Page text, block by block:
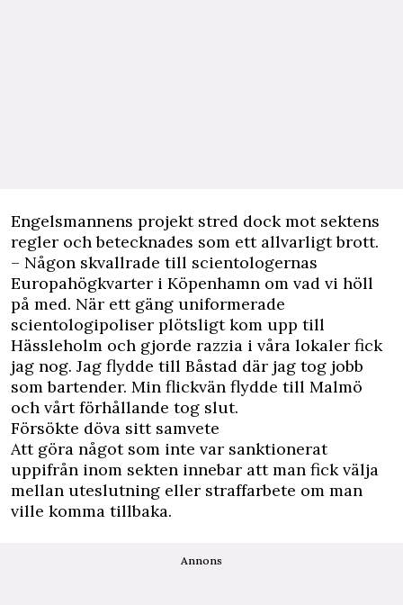
Engelsmannens projekt stred dock mot sektens
regler och betecknades som ett allvarligt brott.
– Någon skvallrade till scientologernas
Europahögkvarter i Köpenhamn om vad vi höll
på med. När ett gäng uniformerade
scientologipoliser plötsligt kom upp till
Hässleholm och gjorde razzia i våra lokaler fick
jag nog. Jag flydde till Båstad där jag tog jobb
som bartender. Min flickvän flydde till Malmö
och vårt förhållande tog slut.
Försökte döva sitt samvete
Att göra något som inte var sanktionerat
uppifrån inom sekten innebar att man fick välja
mellan uteslutning eller straffarbete om man
ville komma tillbaka.
Annons